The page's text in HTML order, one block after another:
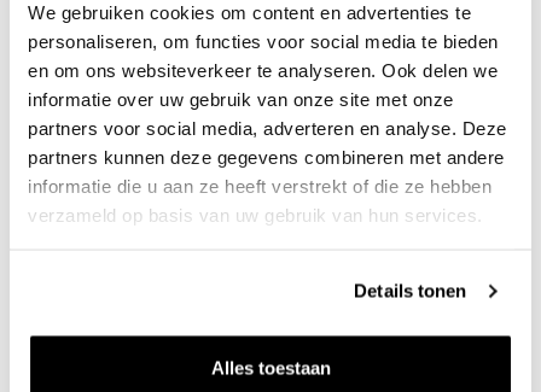
We gebruiken cookies om content en advertenties te
personaliseren, om functies voor social media te bieden
en om ons websiteverkeer te analyseren. Ook delen we
informatie over uw gebruik van onze site met onze
partners voor social media, adverteren en analyse. Deze
partners kunnen deze gegevens combineren met andere
informatie die u aan ze heeft verstrekt of die ze hebben
verzameld op basis van uw gebruik van hun services.
Details tonen
Alles toestaan
vol met je hand in. Het past niet meer in deze tijd. Maar het
team is nog steeds gezellig."
Leeshierhet verhaal van Pascal.